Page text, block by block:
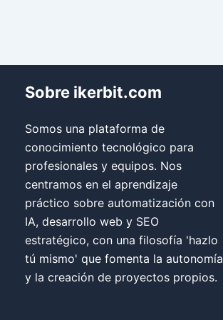
Sobre ikerbit.com
Somos una plataforma de
conocimiento tecnológico para
profesionales y equipos. Nos
centramos en el aprendizaje
práctico sobre automatización con
IA, desarrollo web y SEO
estratégico, con una filosofía 'hazlo
tú mismo' que fomenta la autonomía
y la creación de proyectos propios.